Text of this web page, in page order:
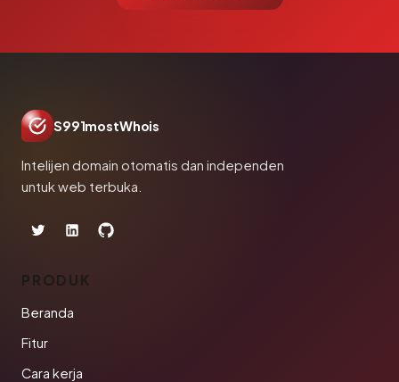
S991mostWhois
Intelijen domain otomatis dan independen
untuk web terbuka.
PRODUK
Beranda
Fitur
Cara kerja